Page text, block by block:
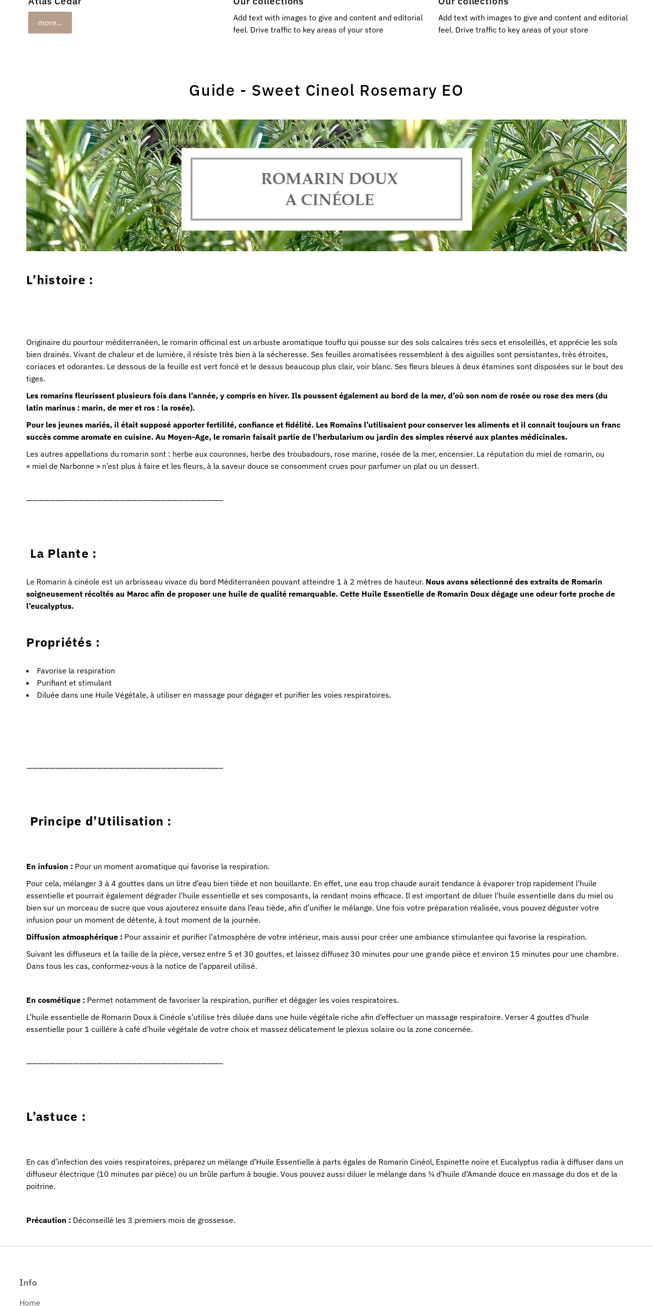
more...
Add text with images to give and content and editorial
feel. Drive traffic to key areas of your store
Add text with images to give and content and editorial
feel. Drive traffic to key areas of your store
Guide - Sweet Cineol Rosemary EO
L’histoire :
Originaire du pourtour méditerranéen, le romarin officinal est un arbuste aromatique touffu qui pousse sur des sols calcaires très secs et ensoleillés, et apprécie les sols
bien drainés. Vivant de chaleur et de lumière, il résiste très bien à la sécheresse. Ses feuilles aromatisées ressemblent à des aiguilles sont persistantes, très étroites,
coriaces et odorantes. Le dessous de la feuille est vert foncé et le dessus beaucoup plus clair, voir blanc. Ses fleurs bleues à deux étamines sont disposées sur le bout des
tiges.
Les romarins fleurissent plusieurs fois dans l’année, y compris en hiver. Ils poussent également au bord de la mer, d’où son nom de rosée ou rose des mers (du
latin marinus : marin, de mer et ros : la rosée).
Pour les jeunes mariés, il était supposé apporter fertilité, confiance et fidélité. Les Romains l’utilisaient pour conserver les aliments et il connait toujours un franc
succès comme aromate en cuisine. Au Moyen-Age, le romarin faisait partie de l’herbularium ou jardin des simples réservé aux plantes médicinales.
Les autres appellations du romarin sont : herbe aux couronnes, herbe des troubadours, rose marine, rosée de la mer, encensier. La réputation du miel de romarin, ou
« miel de Narbonne » n’est plus à faire et les fleurs, à la saveur douce se consomment crues pour parfumer un plat ou un dessert.
—————————————————————————————————–
La Plante :
Le Romarin à cinéole est un arbrisseau vivace du bord Méditerranéen pouvant atteindre 1 à 2 mètres de hauteur. Nous avons sélectionné des extraits de Romarin
soigneusement récoltés au Maroc afin de proposer une huile de qualité remarquable. Cette Huile Essentielle de Romarin Doux dégage une odeur forte proche de
l’eucalyptus.
Propriétés :
Favorise la respiration
Purifiant et stimulant
Diluée dans une Huile Végétale, à utiliser en massage pour dégager et purifier les voies respiratoires.
—————————————————————————————————–
Principe d’Utilisation :
En infusion : Pour un moment aromatique qui favorise la respiration.
Pour cela, mélanger 3 à 4 gouttes dans un litre d’eau bien tiède et non bouillante. En effet, une eau trop chaude aurait tendance à évaporer trop rapidement l’huile
essentielle et pourrait également dégrader l’huile essentielle et ses composants, la rendant moins efficace. Il est important de diluer l’huile essentielle dans du miel ou
bien sur un morceau de sucre que vous ajouterez ensuite dans l’eau tiède, afin d’unifier le mélange. Une fois votre préparation réalisée, vous pouvez déguster votre
infusion pour un moment de détente, à tout moment de la journée.
Diffusion atmosphérique : Pour assainir et purifier l’atmosphère de votre intérieur, mais aussi pour créer une ambiance stimulantee qui favorise la respiration.
Suivant les diffuseurs et la taille de la pièce, versez entre 5 et 30 gouttes, et laissez diffusez 30 minutes pour une grande pièce et environ 15 minutes pour une chambre.
Dans tous les cas, conformez-vous à la notice de l’appareil utilisé.
En cosmétique : Permet notamment de favoriser la respiration, purifier et dégager les voies respiratoires.
L’huile essentielle de Romarin Doux à Cinéole s’utilise très diluée dans une huile végétale riche afin d’effectuer un massage respiratoire. Verser 4 gouttes d’huile
essentielle pour 1 cuillère à café d’huile végétale de votre choix et massez délicatement le plexus solaire ou la zone concernée.
—————————————————————————————————–
L’astuce :
En cas d’infection des voies respiratoires, préparez un mélange d’Huile Essentielle à parts égales de Romarin Cinéol, Espinette noire et Eucalyptus radia à diffuser dans un
diffuseur électrique (10 minutes par pièce) ou un brûle parfum à bougie. Vous pouvez aussi diluer le mélange dans ¾ d’huile d’Amande douce en massage du dos et de la
poitrine.
Précaution : Déconseillé les 3 premiers mois de grossesse.
Info
Home